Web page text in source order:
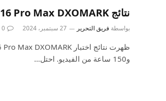
نتائج iPhone 16 Pro Max DXOMARK: المرتبة رقم 4 بشكل عام
بواسطة فريق التحرير 27 سبتمبر، 2024 0
و150 ساعة من الفيديو. احتل…